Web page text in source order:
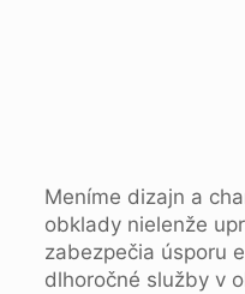
Meníme dizajn a
obklady nielenže
zabezpečia úsporu
dlhoročné služby v